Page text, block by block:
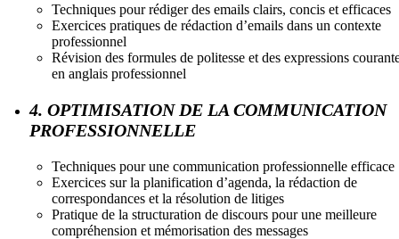
Techniques pour rédiger des emails clairs, concis et efficaces
Exercices pratiques de rédaction d’emails dans un contexte
professionnel
Révision des formules de politesse et des expressions
en anglais professionnel
4. OPTIMISATION DE LA COMMUNICATION
PROFESSIONNELLE
Techniques pour une communication professionnelle efficace
Exercices sur la planification d’agenda, la rédaction de
correspondances et la résolution de litiges
Pratique de la structuration de discours pour une meilleure
compréhension et mémorisation des messages